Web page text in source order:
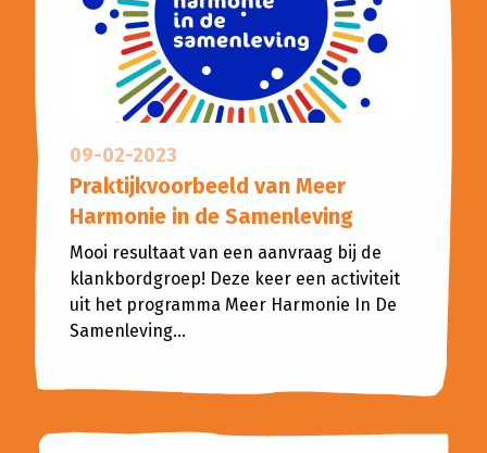
09-02-2023
Praktijkvoorbeeld van Meer
Harmonie in de Samenleving
Mooi resultaat van een aanvraag bij de
klankbordgroep! Deze keer een activiteit
uit het programma Meer Harmonie In De
Samenleving...